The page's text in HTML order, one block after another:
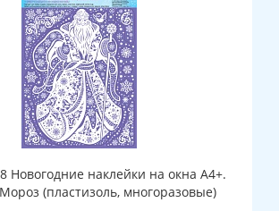
Новогодние наклейки на окна А4+.
(пластизоль, многоразовые)